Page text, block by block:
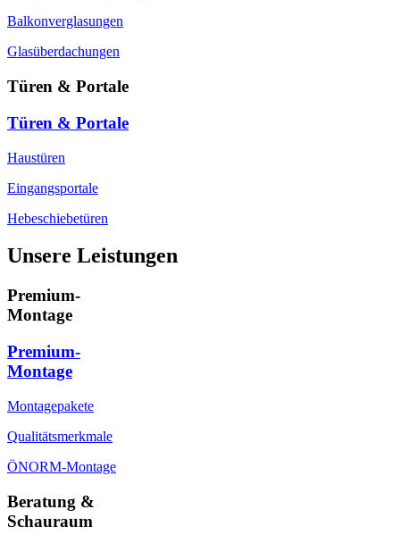
Balkonverglasungen
Glasüberdachungen
Türen & Portale
Türen & Portale
Haustüren
Eingangsportale
Hebeschiebetüren
Unsere Leistungen
Premium-
Montage
Premium-
Montage
Montagepakete
Qualitätsmerkmale
ÖNORM-Montage
Beratung &
Schauraum